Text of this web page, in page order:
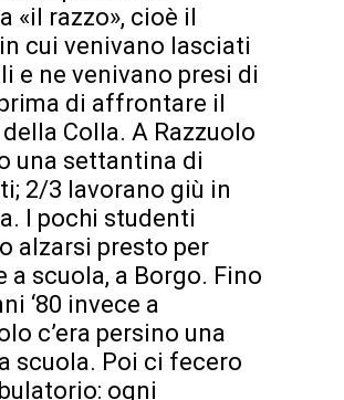
«il razzo», cioè il
cui venivano lasciati
e ne venivano presi di
di affrontare il
Colla. A Razzuolo
una settantina di
2/3 lavorano giù in
I pochi studenti
alzarsi presto per
a scuola, a Borgo. Fino
‘80 invece a
c’era persino una
scuola. Poi ci fecero
ogni